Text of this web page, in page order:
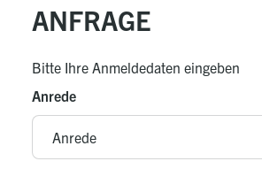
elektronisch ausgewuchtet
Kältesystem werkseitig mit
ANFRAGE
Bitte Ihre Anmeldedaten eingeben
Anrede